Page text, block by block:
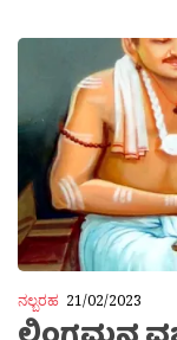
ನಲ್ಬರಹ 21/02/2023